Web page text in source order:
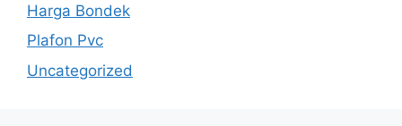
Harga Bondek
Plafon Pvc
Uncategorized